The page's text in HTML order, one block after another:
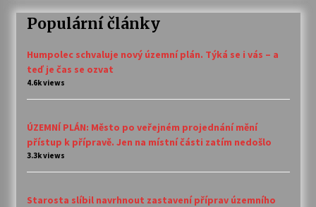
Populární články
Humpolec schvaluje nový územní plán. Týká se i vás – a
teď je čas se ozvat
4.6k views
ÚZEMNÍ PLÁN: Město po veřejném projednání mění
přístup k přípravě. Jen na místní části zatím nedošlo
3.3k views
Starosta slíbil navrhnout zastavení příprav územního